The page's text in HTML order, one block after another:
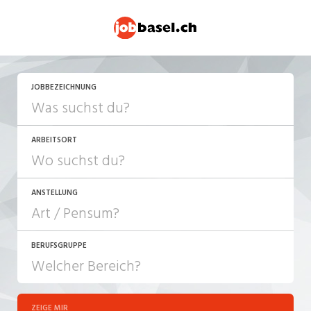
JOBBEZEICHNUNG
ARBEITSORT
ANSTELLUNG
JOB-TYP
Festanstellung
BERUFSGRUPPE
ZEIGE MIR